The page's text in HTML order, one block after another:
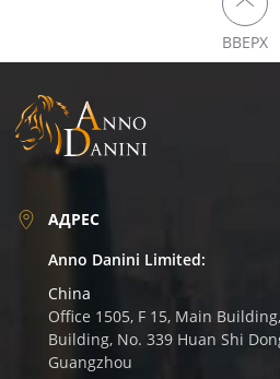
ВВЕРХ
АДРЕС
Anno Danini Limited:
China
Office 1505, F 15, Main
Building, No. 339 Huan Shi
Guangzhou